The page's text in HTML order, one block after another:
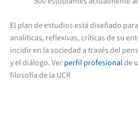
El plan de estudios está diseñado
analíticas, reflexivas, críticas de su
incidir en la sociedad a través del
y el diálogo. Verperfil profesionalde
filosofía de la UCR